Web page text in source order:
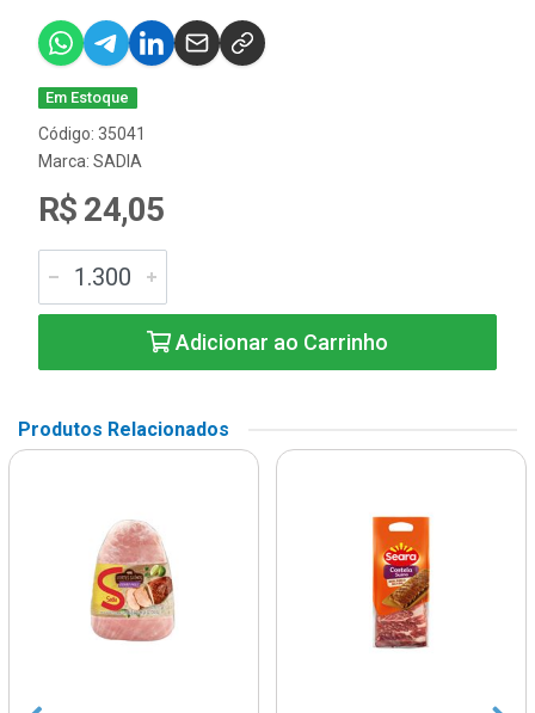
Em Estoque
Código: 35041
Marca: SADIA
R$ 24,05
Adicionar ao Carrinho
Produtos Relacionados